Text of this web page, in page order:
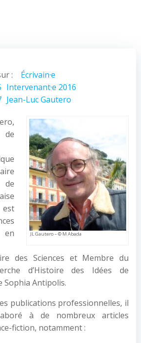
:
Écrivain·e
Intervenant·e 2016
Jean-Luc Gautero
JL Gautero – © M Abada
des Sciences et Membre du
d’Histoire des Idées de
Sophia Antipolis.
publications professionnelles, il
à de nombreux articles
fiction, notamment :